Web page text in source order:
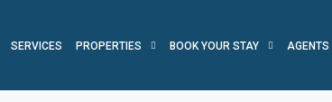
SERVICES PROPERTIES BOOK YOUR STAY AGENTS